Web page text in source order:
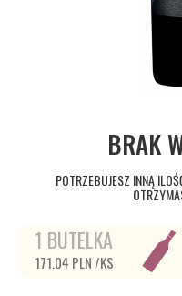
BRAK
POTRZEBUJESZ INNĄ
1 BUTELKA
171.04 PLN /KS